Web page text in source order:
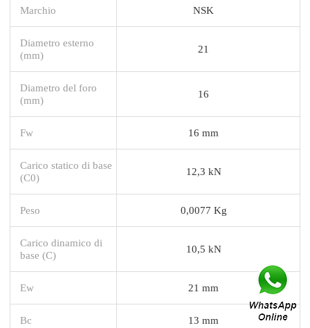
Marchio NSK
Diametro esterno
(mm)
21
Diametro del foro
(mm)
16
Fw 16 mm
Carico statico di base
(C0)
12,3 kN
Peso 0,0077 Kg
Carico dinamico di
base (C)
10,5 kN
Ew 21 mm
Bc 13 mm